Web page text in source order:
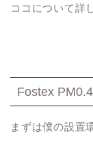
ココについて詳
Fostex
まずは僕の設置